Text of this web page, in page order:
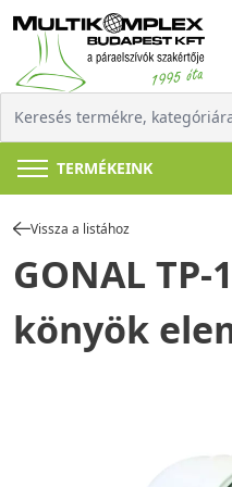
TERMÉKEINK
Vissza a listához
GONAL TP-
könyök